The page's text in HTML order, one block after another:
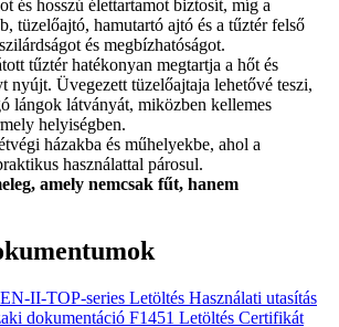
és hosszú élettartamot biztosít, míg a
tüzelőajtó, hamutartó ajtó és a tűztér felső
és megbízhatóságot.
tűztér hatékonyan megtartja a hőt és
nyújt. Üvegezett tüzelőajtaja lehetővé teszi,
lángok látványát, miközben kellemes
helyiségben.
házakba és műhelyekbe, ahol a
használattal párosul.
amely nemcsak fűt, hanem
II-TOP-series Letöltés Használati utasítás
dokumentáció F1451 Letöltés Certifikát